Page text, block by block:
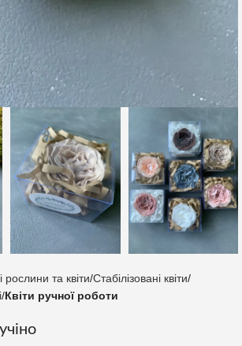
збільшити
рослини та квіти Стабілізовані квіти
Квіти ручної роботи